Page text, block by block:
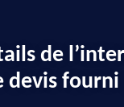
de
devis fourni